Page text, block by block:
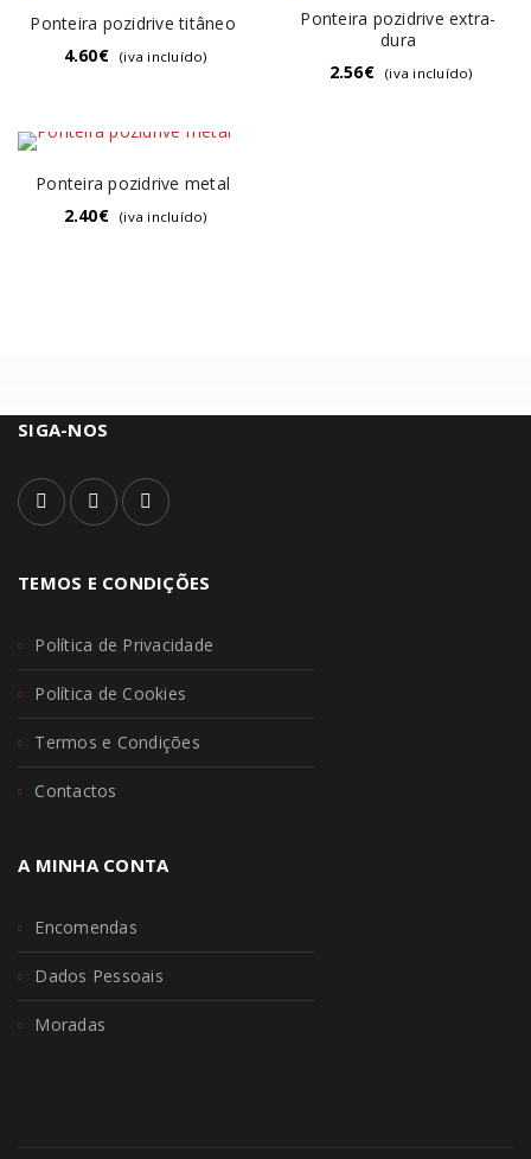
Ponteira pozidrive titâneo
4.60€ (iva incluído)
Ponteira pozidrive extra-
dura
2.56€ (iva incluído)
Ponteira pozidrive metal
2.40€ (iva incluído)
SIGA-NOS
TEMOS E CONDIÇÕES
Política de Privacidade
Política de Cookies
Termos e Condições
Contactos
A MINHA CONTA
Encomendas
Dados Pessoais
Moradas